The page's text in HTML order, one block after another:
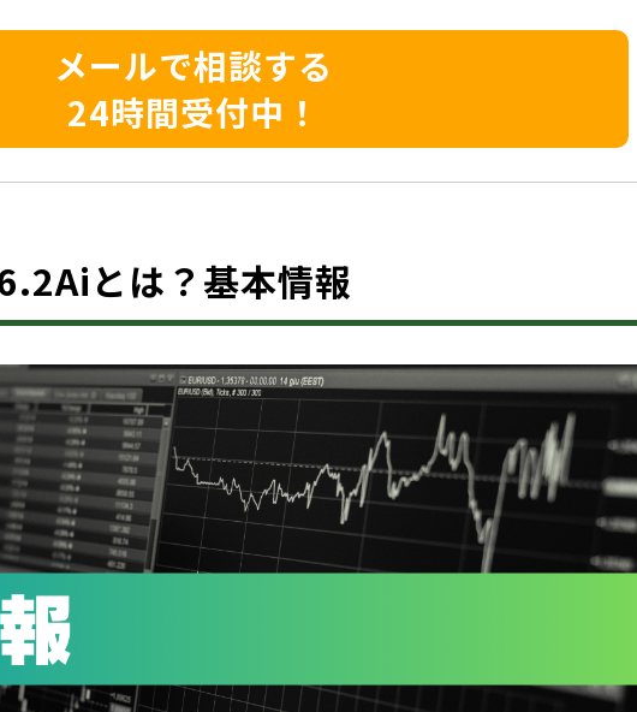
メールで相談する
24時間受付中！
とは？基本情報